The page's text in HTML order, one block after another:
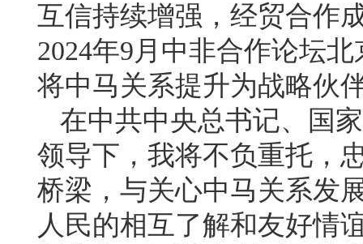
互信持续增强，经贸合作
2024年9月中非合作论坛
将中马关系提升为战略伙
在中共中央总书记、国
领导下，我将不负重托，
桥梁，与关心中马关系发
人民的相互了解和友好情